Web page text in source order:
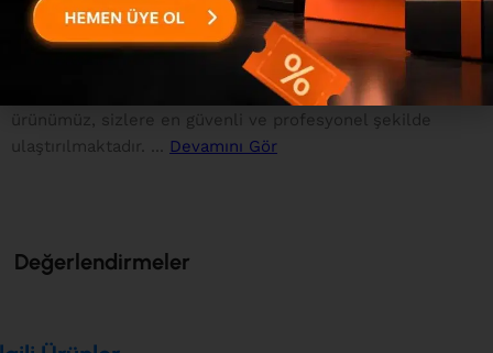
oluşturan parçalar minifix bağlantı sistemiyle
birleştirilmektedir. Ürün defalarca sökülüp takılma
özelliğine sahiptir. Paketleme Sistemi Uluslararası
standartlarda dolgu malzemeleri ile paketlenen
ürünümüz, sizlere en güvenli ve profesyonel şekilde
ulaştırılmaktadır. ...
Devamını Gör
Değerlendirmeler